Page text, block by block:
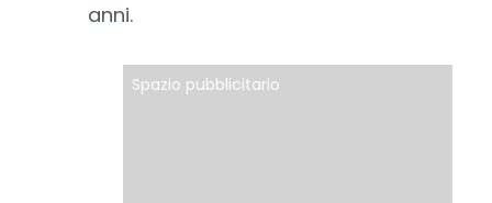
anni.
Spazio pubblicitario